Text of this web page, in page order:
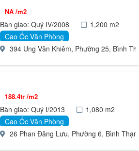
NA /m2
Bàn giao: Quý IV/2008
1,200 m2
Cao Ốc Văn Phòng
394 Ung Văn Khiêm, Phường 25, Bình
188.4tr /m2
Bàn giao: Quý I/2013
1,080 m2
Cao Ốc Văn Phòng
26 Phan Đăng Lưu, Phường 6, Bình